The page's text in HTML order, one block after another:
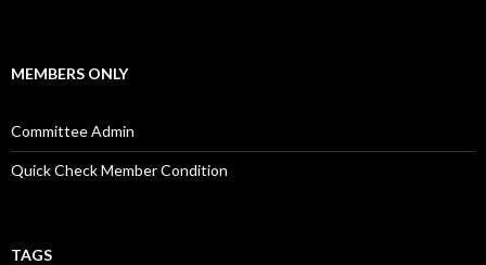
MEMBERS ONLY
Committee Admin
Quick Check Member Condition
TAGS